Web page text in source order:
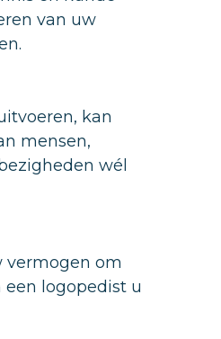
van uw
kan
mensen,
wél
vermogen om
logopedist u